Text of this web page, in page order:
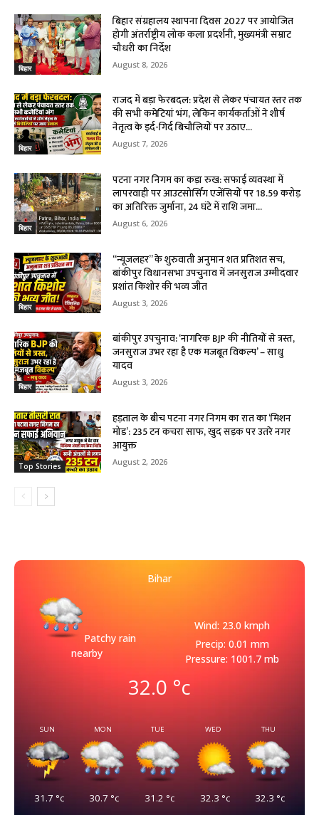
बिहार
बिहार संग्रहालय स्थापना दिवस 2027 पर आयोजित
होगी अंतर्राष्ट्रीय लोक कला प्रदर्शनी, मुख्यमंत्री सम्राट
चौधरी का निर्देश
August 8, 2026
बिहार
राजद में बड़ा फेरबदल: प्रदेश से लेकर पंचायत स्तर तक
की सभी कमेटियां भंग, लेकिन कार्यकर्ताओं ने शीर्ष
नेतृत्व के इर्द-गिर्द बिचौलियों पर उठाए...
August 7, 2026
बिहार
पटना नगर निगम का कड़ा रुख: सफाई व्यवस्था में
लापरवाही पर आउटसोर्सिंग एजेंसियों पर ₹18.59 करोड़
का अतिरिक्त जुर्माना, 24 घंटे में राशि जमा...
August 6, 2026
बिहार
“न्यूजलहर” के शुरुवाती अनुमान शत प्रतिशत सच,
बांकीपुर विधानसभा उपचुनाव में जनसुराज उम्मीदवार
प्रशांत किशोर की भव्य जीत
August 3, 2026
बिहार
बांकीपुर उपचुनाव: ‘नागरिक BJP की नीतियों से त्रस्त,
जनसुराज उभर रहा है एक मजबूत विकल्प’ – साधु
यादव
August 3, 2026
Top Stories
हड़ताल के बीच पटना नगर निगम का रात का ‘मिशन
मोड’: 235 टन कचरा साफ, खुद सड़क पर उतरे नगर
आयुक्त
August 2, 2026
Bihar
Patchy rain
nearby
Wind: 23.0 kmph
Precip: 0.01 mm
Pressure: 1001.7 mb
32.0 °c
SUN
31.7 °c
MON
30.7 °c
TUE
31.2 °c
WED
32.3 °c
THU
32.3 °c